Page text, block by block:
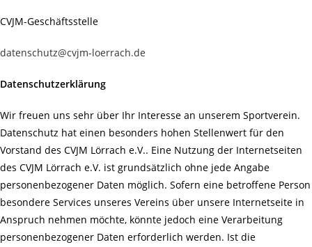
CVJM-Geschäftsstelle
datenschutz@cvjm-loerrach.de
Datenschutzerklärung
Wir freuen uns sehr über Ihr Interesse an unserem Sportverein.
Datenschutz hat einen besonders hohen Stellenwert für den
Vorstand des CVJM Lörrach e.V.. Eine Nutzung der Internetseiten
des CVJM Lörrach e.V. ist grundsätzlich ohne jede Angabe
personenbezogener Daten möglich. Sofern eine betroffene Person
besondere Services unseres Vereins über unsere Internetseite in
Anspruch nehmen möchte, könnte jedoch eine Verarbeitung
personenbezogener Daten erforderlich werden. Ist die